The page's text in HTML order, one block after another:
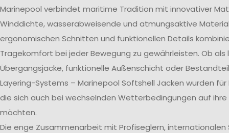
Marinepool verbindet maritime Tradition mit innovativer
Winddichte, wasserabweisende und atmungsaktive
ergonomischen Schnitten und funktionellen Details
Tragekomfort bei jeder Bewegung zu gewährleisten. Ob als
Übergangsjacke, funktionelle Außenschicht oder
Layering-Systems – Marinepool Softshell Jacken wurden
die sich auch bei wechselnden Wetterbedingungen auf ihre
möchten.
Die enge Zusammenarbeit mit Profiseglern,